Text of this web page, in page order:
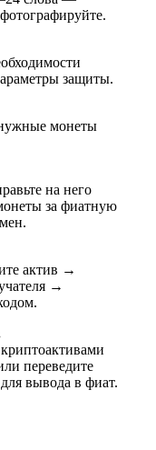
защиты.
монеты
на него
за фиатную
актив →
→
переведите
для вывода в фиат.